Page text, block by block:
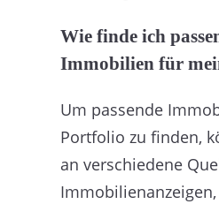
Wie finde ich
Immobilien für
Um passende
Portfolio zu finden,
an verschiedene